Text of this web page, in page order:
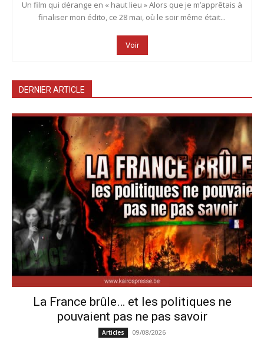
Un film qui dérange en « haut lieu » Alors que je m’apprêtais à
finaliser mon édito, ce 28 mai, où le soir même était...
Voir
DERNIER ARTICLE
La France brûle… et les politiques ne
pouvaient pas ne pas savoir
Articles 09/08/2026